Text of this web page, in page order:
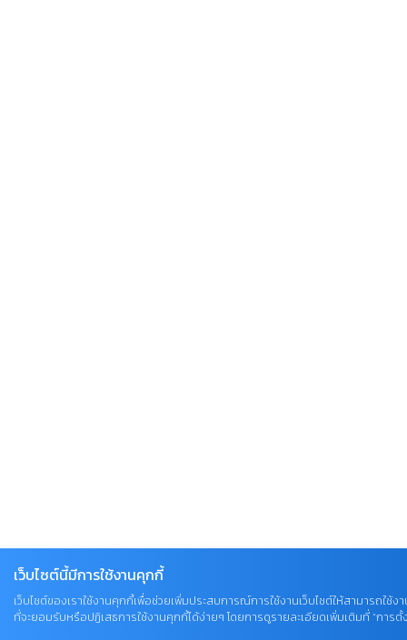
เว็บไซต์นี้มีการใช้งานคุกกี้
เว็บไซต์ของเราใช้งานคุกกี้เพื่อช่วยเพิ่มประสบการณ์การใช้งานเว็บไซต์ให้สามารถใ
ที่จะยอมรับหรือปฏิเสธการใช้งานคุกกี้ได้ง่ายๆ โดยการดูรายละเอียดเพิ่มเติมที่ “การตั้